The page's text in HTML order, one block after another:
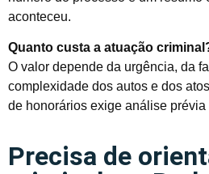
aconteceu.
Quanto custa a atuação
O valor depende da urgência, da
complexidade dos autos e dos
de honorários exige análise
Precisa de